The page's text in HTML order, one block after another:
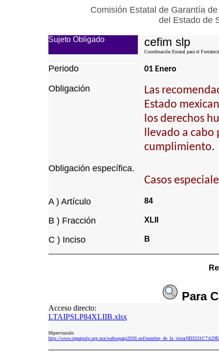
Comisión Estatal de Garantía
del Estado de
Sujeto Obligado cefim slp
Coordinación Estatal para el
Periodo 01 Enero
Obligación
Las
Estado
los derechos
llevado a cabo
cumplimiento.
Obligación específica.
Casos
A ) Artículo 84
B ) Fracción XLII
C ) Inciso B
Para
Acceso directo:
LTAIPSLP84XLIIB.xlsx
Hipervinculo
http://www.cegaipslp.org.mx/webcegaip2026.nsf/nombre_de_la_vista/